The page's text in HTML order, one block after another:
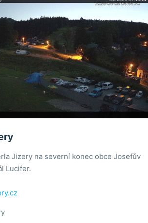
Jizery na severní konec obce Josefův
Lucifer.